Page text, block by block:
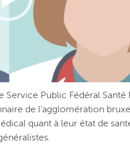
Service Public Fédéral
de l’agglomération
quant à leur état de